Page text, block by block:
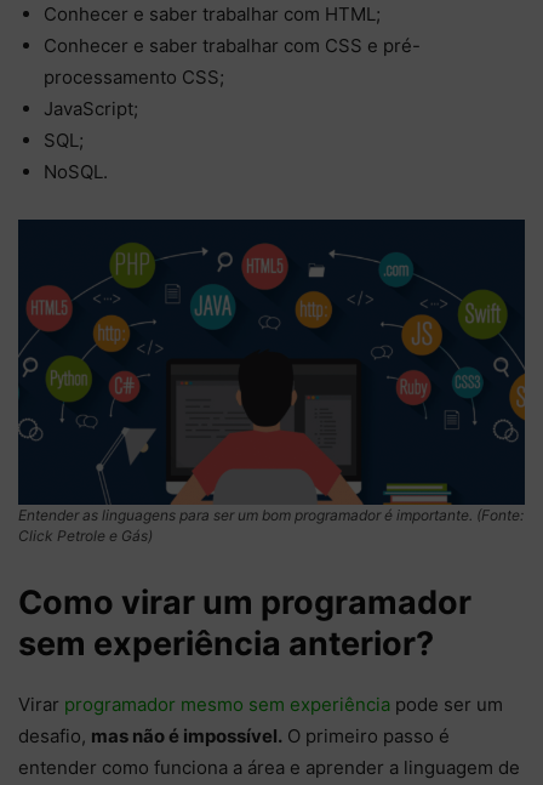
Conhecer e saber trabalhar com HTML;
Conhecer e saber trabalhar com CSS e pré-
processamento CSS;
JavaScript;
SQL;
NoSQL.
Entender as linguagens para ser um bom programador é importante. (Fonte:
Click Petrole e Gás)
Como virar um programador
sem experiência anterior?
Virar programador mesmo sem experiência pode ser um
desafio, mas não é impossível. O primeiro passo é
entender como funciona a área e aprender a linguagem de